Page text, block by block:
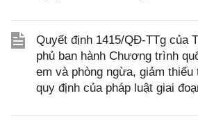
Quyết định 1415/QĐ-TTg của
phủ ban hành Chương trình
em và phòng ngừa, giảm thiểu
quy định của pháp luật giai